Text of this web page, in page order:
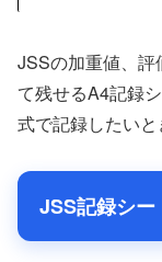
JSSの加重値、評
て残せるA4記録
式で記録したいと
JSS記録シー